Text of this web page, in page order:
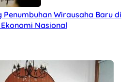
Wirausaha Baru di
Nasional